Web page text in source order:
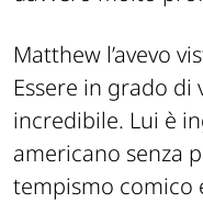
Matthew l’avevo
Essere in grado
incredibile. Lui è
americano senza
tempismo comico